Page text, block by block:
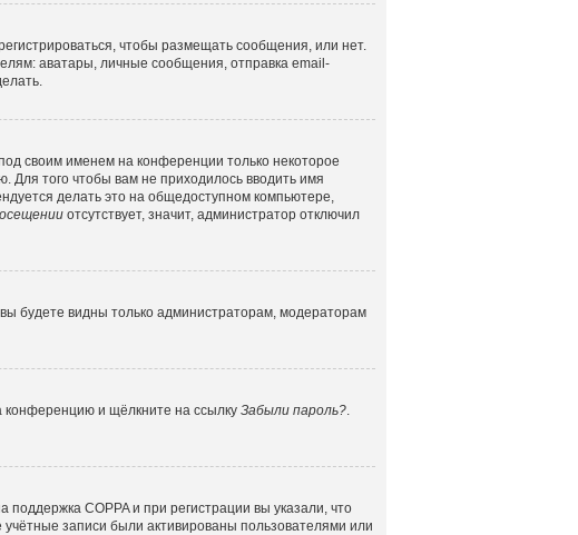
чтобы размещать сообщения, или нет.
аватары, личные сообщения, отправка email-
своим именем на конференции только некоторое
Для того чтобы вам не приходилось вводить имя
делать это на общедоступном компьютере,
отсутствует, значит, администратор отключил
будете видны только администраторам, модераторам
конференцию и щёлкните на ссылку Забыли пароль?.
COPPA и при регистрации вы указали, что
записи были активированы пользователями или